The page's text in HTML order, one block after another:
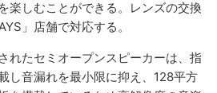
楽しむことができる。レンズの交換
」店舗で対応する。
れたセミオープンスピーカーは、指
し音漏れを最小限に抑え、128平方